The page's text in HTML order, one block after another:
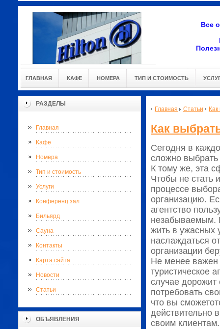
Все
ГЛАВНАЯ КАФЕ НОМЕРА ТИП И СТОИМОСТЬ
РАЗДЕЛЫ
Главная
Кафе
Номера
Тип и стоимость
Услуги
Конференц зал
Бильярд
Сауна
Контакты
Карта сайта
Новости
Статьи
ОБЪЯВЛЕНИЯ
Главная Статьи
Как
Сегодня в
сложно выбрать
К тому же, эта
Чтобы не стать
процессе
организацию.
агентство
незабываемым.
жить в ужасных
наслаждаться
организации
Не менее важен
туристическое
случае
потребовать
что вы
действительно
своим